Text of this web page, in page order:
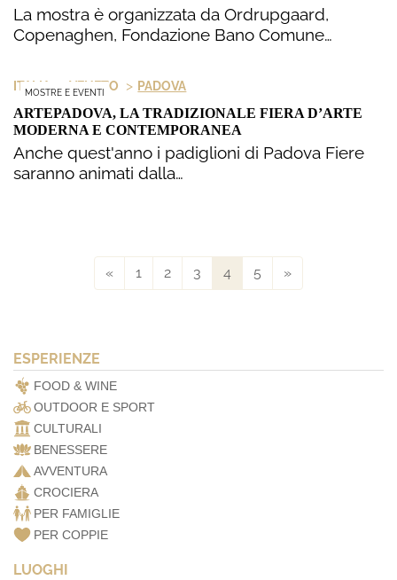
La mostra è organizzata da Ordrupgaard,
Copenaghen, Fondazione Bano Comune…
MOSTRE E EVENTI
ITALIA > VENETO > PADOVA
ARTEPADOVA, LA TRADIZIONALE FIERA D’ARTE
MODERNA E CONTEMPORANEA
Anche quest'anno i padiglioni di Padova Fiere
saranno animati dalla…
« 1 2 3 4 5 »
ESPERIENZE
FOOD & WINE
OUTDOOR E SPORT
CULTURALI
BENESSERE
AVVENTURA
CROCIERA
PER FAMIGLIE
PER COPPIE
LUOGHI